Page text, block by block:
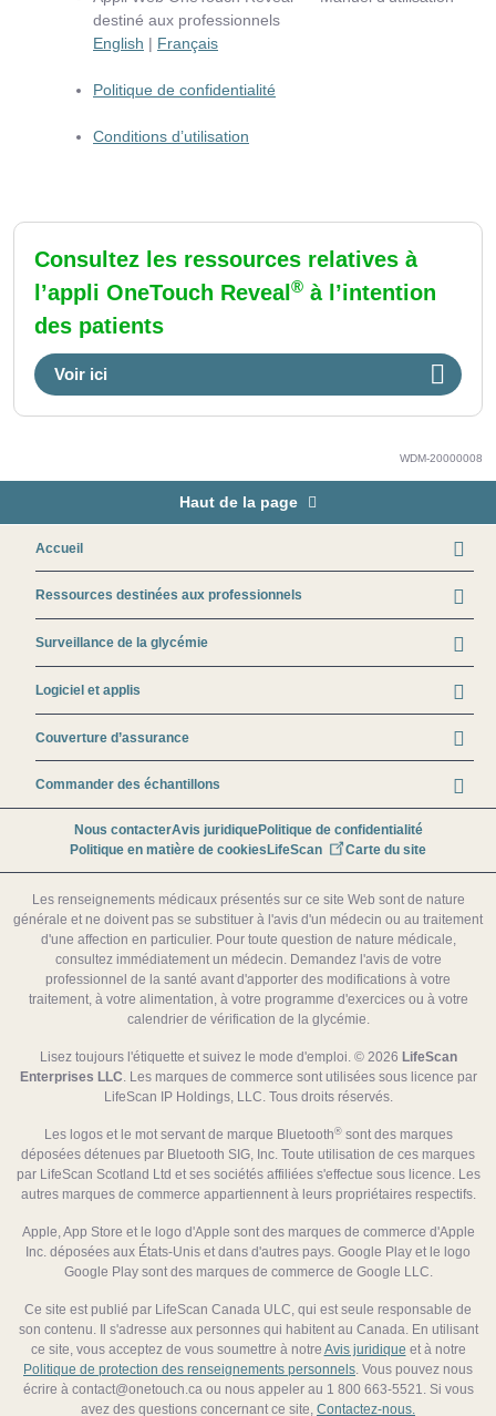
destiné aux professionnels
English | Français
Politique de confidentialité
Conditions d’utilisation
Consultez les ressources relatives à
l’appli OneTouch Reveal ® à l’intention
des patients
Voir ici
WDM-20000008
Haut de la page
Footer
Accueil
Ressources destinées aux professionnels
Surveillance de la glycémie
Logiciel et applis
Couverture d’assurance
Commander des échantillons
Footer secondary menu
Nous contacterAvis juridiquePolitique de confidentialité
Politique en matière de cookies LifeScan Carte du site
Les renseignements médicaux présentés sur ce site Web sont de nature
générale et ne doivent pas se substituer à l'avis d'un médecin ou au traitement
d'une affection en particulier. Pour toute question de nature médicale,
consultez immédiatement un médecin. Demandez l'avis de votre
professionnel de la santé avant d'apporter des modifications à votre
traitement, à votre alimentation, à votre programme d'exercices ou à votre
calendrier de vérification de la glycémie.
Lisez toujours l'étiquette et suivez le mode d'emploi. © 2026 LifeScan
Enterprises LLC. Les marques de commerce sont utilisées sous licence par
LifeScan IP Holdings, LLC. Tous droits réservés.
Les logos et le mot servant de marque Bluetooth®sont des marques
déposées détenues par Bluetooth SIG, Inc. Toute utilisation de ces marques
par LifeScan Scotland Ltd et ses sociétés affiliées s'effectue sous licence. Les
autres marques de commerce appartiennent à leurs propriétaires respectifs.
Apple, App Store et le logo d'Apple sont des marques de commerce d'Apple
Inc. déposées aux États-Unis et dans d'autres pays. Google Play et le logo
Google Play sont des marques de commerce de Google LLC.
Ce site est publié par LifeScan Canada ULC, qui est seule responsable de
son contenu. Il s'adresse aux personnes qui habitent au Canada. En utilisant
ce site, vous acceptez de vous soumettre à notre Avis juridique et à notre
Politique de protection des renseignements personnels. Vous pouvez nous
écrire à contact@onetouch.ca ou nous appeler au 1 800 663-5521. Si vous
avez des questions concernant ce site, Contactez-nous.